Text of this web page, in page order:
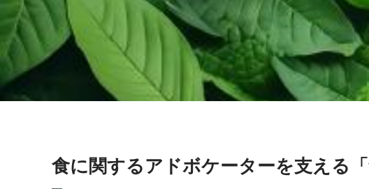
食に関するアドボケーターを支える